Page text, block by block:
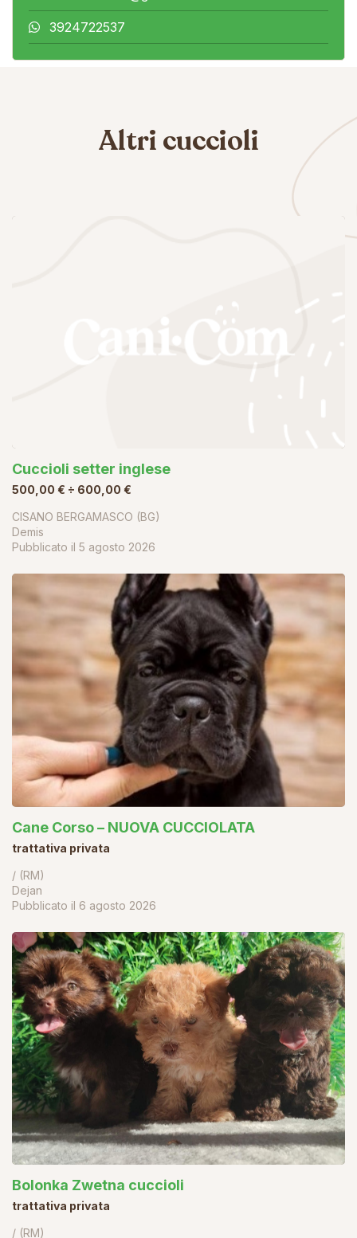
3924722537
Altri cuccioli
Cuccioli setter inglese
500,00 € ÷ 600,00 €
CISANO BERGAMASCO (BG)
Demis
Pubblicato il 5 agosto 2026
Cane Corso – NUOVA CUCCIOLATA
trattativa privata
/ (RM)
Dejan
Pubblicato il 6 agosto 2026
Bolonka Zwetna cuccioli
trattativa privata
/ (RM)